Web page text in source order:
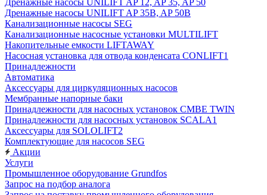
Дренажные насосы UNILIFT AP 12, AP 35, AP 50
Дренажные насосы UNILIFT AP 35B, AP 50B
Канализационные насосы SEG
Канализационные насосные установки MULTILIFT
Накопительные емкости LIFTAWAY
Насосная установка для отвода конденсата CONLIFT1
Принадлежности
Автоматика
Аксессуары для циркуляционных насосов
Мембранные напорные баки
Принадлежности для насосных установок CMBE TWIN
Принадлежности для насосных установок SCALA1
Аксессуары для SOLOLIFT2
Комплектующие для насосов SEG
Акции
Услуги
Промышленное оборудование Grundfos
Запрос на подбор аналога